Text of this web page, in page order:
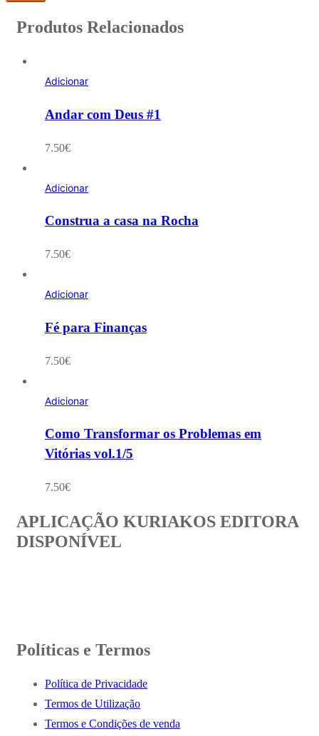
Produtos Relacionados
Adicionar
Andar com Deus #1
7.50€
Adicionar
Construa a casa na Rocha
7.50€
Adicionar
Fé para Finanças
7.50€
Adicionar
Como Transformar os Problemas em
Vitórias vol.1/5
7.50€
APLICAÇÃO KURIAKOS EDITORA
DISPONÍVEL
Políticas e Termos
Política de Privacidade
Termos de Utilização
Termos e Condições de venda